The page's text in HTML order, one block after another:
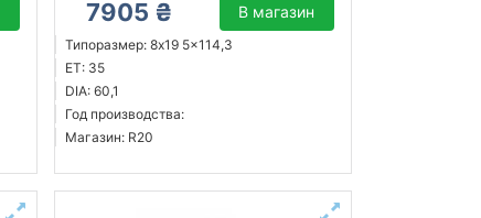
7905 ₴ В магазин
Типоразмер: 8x19 5x114,3
ET: 35
DIA: 60,1
Год производства:
Магазин: R20